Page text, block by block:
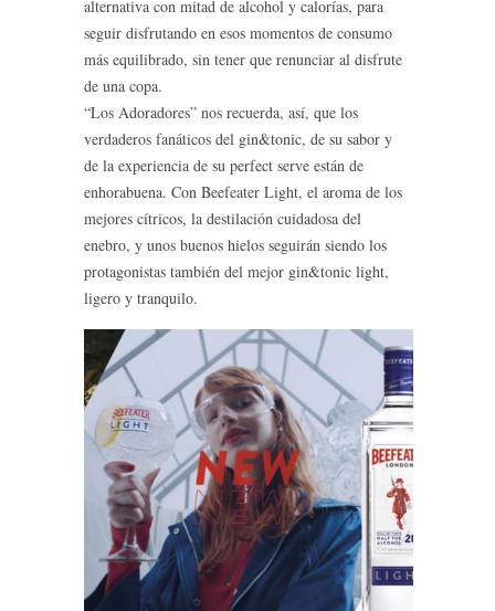
alternativa con mitad de alcohol y calorías, para
seguir disfrutando en esos momentos de consumo
más equilibrado, sin tener que renunciar al disfrute
de una copa.
“Los Adoradores” nos recuerda, así, que los
verdaderos fanáticos del gin&tonic, de su sabor y
de la experiencia de su perfect serve están de
enhorabuena. Con Beefeater Light, el aroma de los
mejores cítricos, la destilación cuidadosa del
enebro, y unos buenos hielos seguirán siendo los
protagonistas también del mejor gin&tonic light,
ligero y tranquilo.